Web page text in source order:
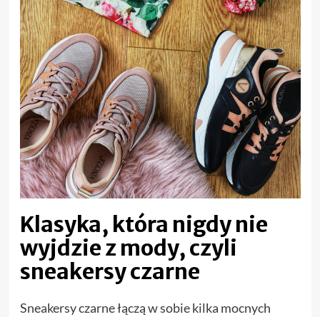
Klasyka, która nigdy nie
wyjdzie z mody, czyli
sneakersy czarne
Sneakersy czarne łączą w sobie kilka mocnych